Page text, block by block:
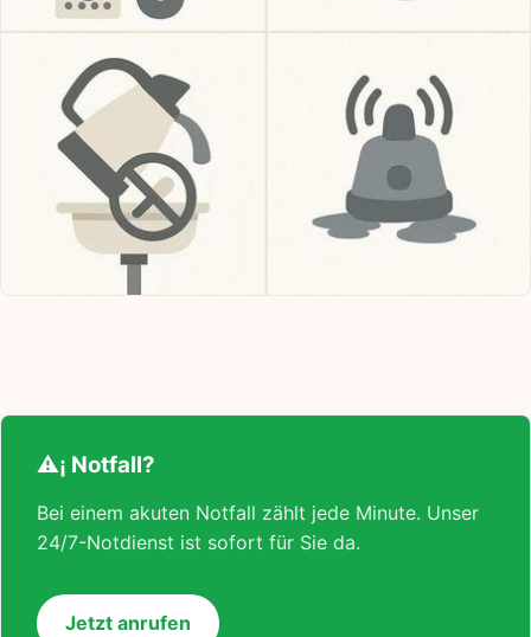
⚠¡ Notfall?
Bei einem akuten Notfall zählt jede Minute. Unser
24/7-Notdienst ist sofort für Sie da.
Jetzt anrufen